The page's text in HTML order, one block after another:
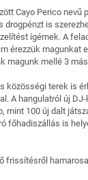
Cayo Perico nevű
drogpénzt is
ígérnek. A
érezzük magunkat
magunk mellé 3
közösségi terek is
A hangulatról új
mint 100 új dalt
főhadiszállás is
frissítésről